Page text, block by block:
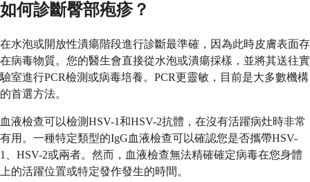
如何診斷臀部疱疹？
在水泡或開放性潰瘍階段進行診斷最準確，因為此時皮膚表面存
在病毒物質。您的醫生會直接從水泡或潰瘍採樣，並將其送往實
驗室進行PCR檢測或病毒培養。PCR更靈敏，目前是大多數機構
的首選方法。
血液檢查可以檢測HSV-1和HSV-2抗體，在沒有活躍病灶時非常
有用。一種特定類型的IgG血液檢查可以確認您是否攜帶HSV-
1、HSV-2或兩者。然而，血液檢查無法精確確定病毒在您身體
上的活躍位置或特定發作發生的時間。